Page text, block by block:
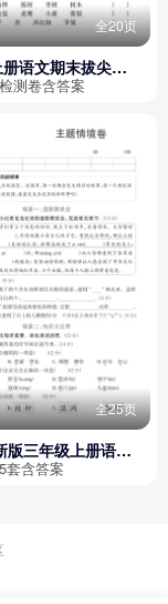
全20页
语文期末拔尖检
含答案）
测卷含答案
全25页
版三年级上册语文
试卷5套（含答
套含答案